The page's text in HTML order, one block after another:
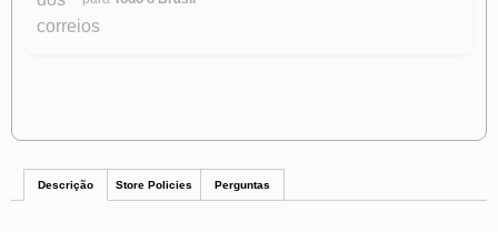
Descrição Store Policies Perguntas